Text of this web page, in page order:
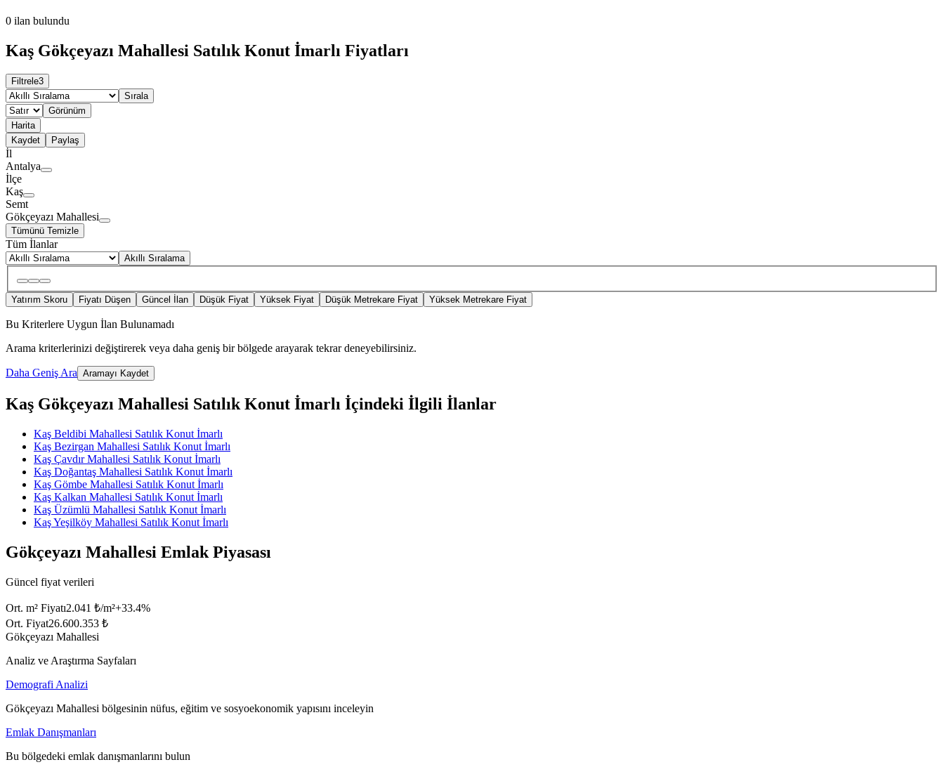
0 ilan bulundu
Kaş Gökçeyazı Mahallesi Satılık Konut İmarlı Fiyatları
Filtrele3
Sırala
Görünüm
Harita
Kaydet
Paylaş
İl
Antalya
İlçe
Kaş
Semt
Gökçeyazı Mahallesi
Tümünü Temizle
Tüm İlanlar
Akıllı Sıralama
Yatırım Skoru Fiyatı Düşen Güncel İlan Düşük Fiyat Yüksek Fiyat Düşük Metrekare Fiyat Yüksek Metrekare Fiyat
Bu Kriterlere Uygun İlan Bulunamadı
Arama kriterlerinizi değiştirerek veya daha geniş bir bölgede arayarak tekrar deneyebilirsiniz.
Daha Geniş Ara Aramayı Kaydet
Kaş Gökçeyazı Mahallesi Satılık Konut İmarlı İçindeki İlgili İlanlar
Kaş Beldibi Mahallesi Satılık Konut İmarlı
Kaş Bezirgan Mahallesi Satılık Konut İmarlı
Kaş Çavdır Mahallesi Satılık Konut İmarlı
Kaş Doğantaş Mahallesi Satılık Konut İmarlı
Kaş Gömbe Mahallesi Satılık Konut İmarlı
Kaş Kalkan Mahallesi Satılık Konut İmarlı
Kaş Üzümlü Mahallesi Satılık Konut İmarlı
Kaş Yeşilköy Mahallesi Satılık Konut İmarlı
Gökçeyazı Mahallesi Emlak Piyasası
Güncel fiyat verileri
Ort. m² Fiyatı2.041 ₺/m²+33.4%
Ort. Fiyat26.600.353 ₺
Gökçeyazı Mahallesi
Analiz ve Araştırma Sayfaları
Demografi Analizi
Gökçeyazı Mahallesi bölgesinin nüfus, eğitim ve sosyoekonomik yapısını inceleyin
Emlak Danışmanları
Bu bölgedeki emlak danışmanlarını bulun